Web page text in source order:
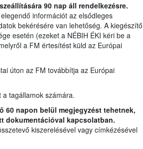
90 nap áll rendelkezésre.
információt az elsődleges
bekérésére van lehetőség. A kiegészítő
esetén (ezeket a NÉBIH ÉKI kéri be a
a FM értesítést küld az Európai
úton az FM továbbítja az Európai
tagállamok számára.
napon belül megjegyzést tehetnek,
dokumentációval kapcsolatban.
kiszerelésével vagy címkézésével